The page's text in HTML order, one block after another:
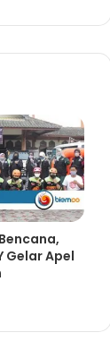
Gelar Apel